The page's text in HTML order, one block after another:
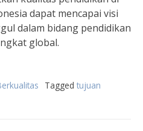
dapat mencapai visi
dalam bidang pendidikan
global.
Tagged tujuan